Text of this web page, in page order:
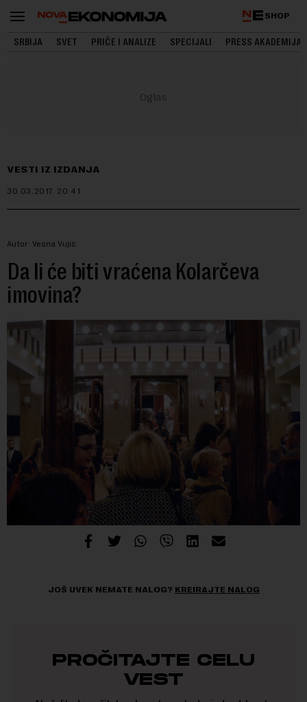
SHOP
SRBIJA SVET PRIČE I ANALIZE SPECIJALI PRESS AKADEMIJA
VESTI IZ IZDANJA
30.03.2017. 20:41
Autor: Vesna Vujić
Da li će biti vraćena Kolarčeva
imovina?
JOŠ UVEK NEMATE NALOG? KREIRAJTE NALOG
PROČITAJTE CELU
VEST